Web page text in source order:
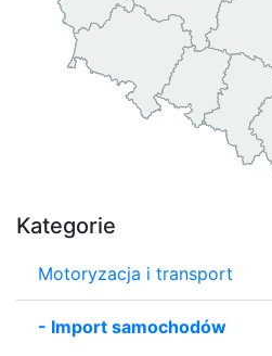
Kategorie
Motoryzacja i transport
- Import samochodów